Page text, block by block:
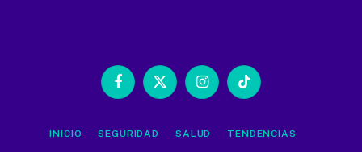
Facebook
X
InstagramTikTok
INICIO SEGURIDAD SALUD TENDENCIAS